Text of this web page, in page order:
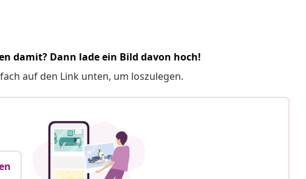
damit? Dann lade ein Bild davon hoch!
auf den Link unten, um loszulegen.